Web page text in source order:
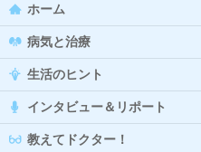
ホーム
病気と治療
生活のヒント
インタビュー＆リポート
教えてドクター！